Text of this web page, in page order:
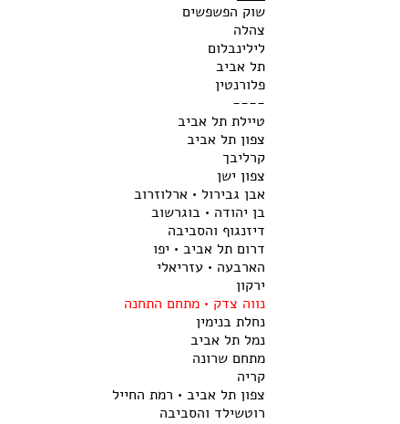
שוק הפשפשים
צהלה
לילינבלום
תל אביב
פלורנטין
----
טיילת תל אביב
צפון תל אביב
קרליבך
צפון ישן
אבן גבירול • ארלוזרוב
בן יהודה • בוגרשוב
דיזנגוף והסביבה
דרום תל אביב • יפו
הארבעה • עזריאלי
ירקון
נווה צדק • מתחם התחנה
נחלת בנימין
נמל תל אביב
מתחם שרונה
קריה
צפון תל אביב • רמת החייל
רוטשילד והסביבה